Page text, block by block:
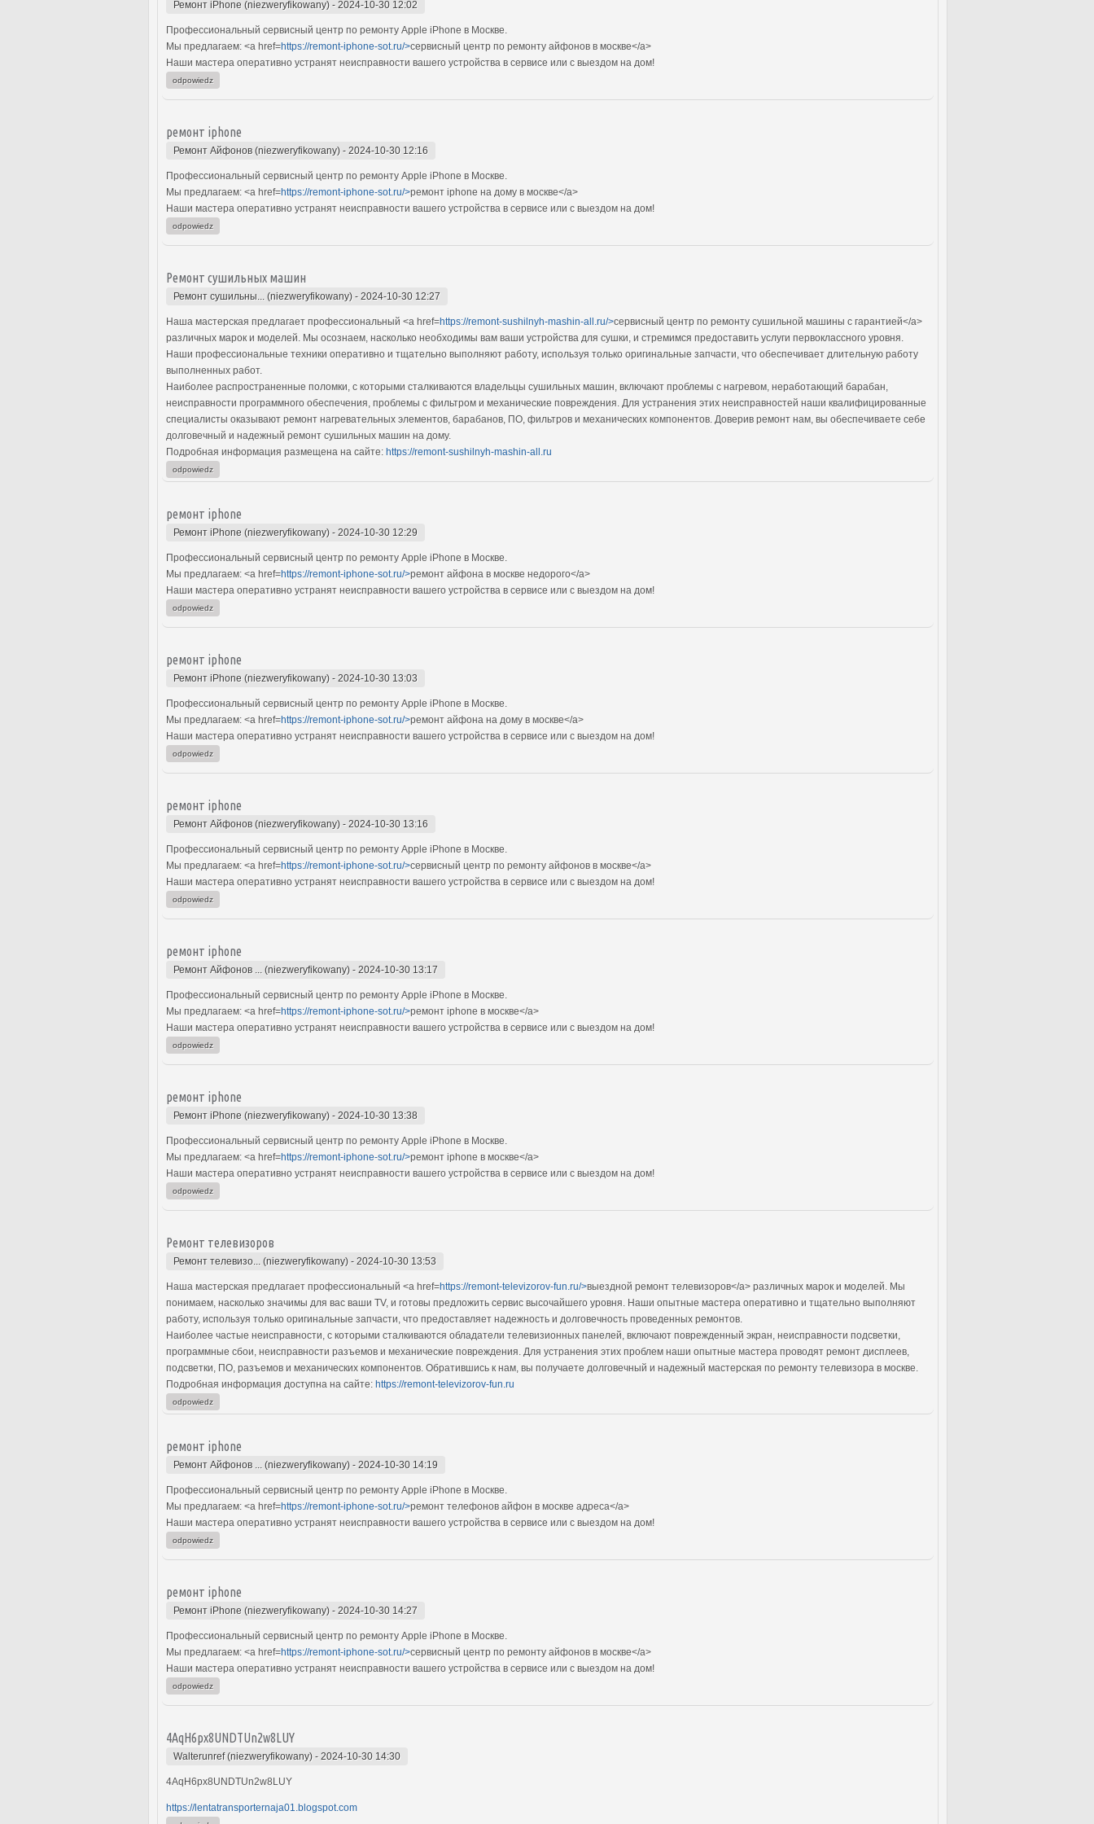
Ремонт iPhone (niezweryfikowany) - 2024-10-30 12:02
Профессиональный сервисный центр по ремонту Apple iPhone в Москве.
Мы предлагаем: <a href=https://remont-iphone-sot.ru/>сервисный центр по ремонту айфонов в москве</a>
Наши мастера оперативно устранят неисправности вашего устройства в сервисе или с выездом на дом!
odpowiedz
ремонт iphone
Ремонт Айфонов (niezweryfikowany) - 2024-10-30 12:16
Профессиональный сервисный центр по ремонту Apple iPhone в Москве.
Мы предлагаем: <a href=https://remont-iphone-sot.ru/>ремонт iphone на дому в москве</a>
Наши мастера оперативно устранят неисправности вашего устройства в сервисе или с выездом на дом!
odpowiedz
Ремонт сушильных машин
Ремонт сушильны... (niezweryfikowany) - 2024-10-30 12:27
Наша мастерская предлагает профессиональный <a href=https://remont-sushilnyh-mashin-all.ru/>сервисный центр по ремонту сушильной машины с гарантией</a>
различных марок и моделей. Мы осознаем, насколько необходимы вам ваши устройства для сушки, и стремимся предоставить услуги первоклассного уровня.
Наши профессиональные техники оперативно и тщательно выполняют работу, используя только оригинальные запчасти, что обеспечивает длительную работу
выполненных работ.
Наиболее распространенные поломки, с которыми сталкиваются владельцы сушильных машин, включают проблемы с нагревом, неработающий барабан,
неисправности программного обеспечения, проблемы с фильтром и механические повреждения. Для устранения этих неисправностей наши квалифицированные
специалисты оказывают ремонт нагревательных элементов, барабанов, ПО, фильтров и механических компонентов. Доверив ремонт нам, вы обеспечиваете себе
долговечный и надежный ремонт сушильных машин на дому.
Подробная информация размещена на сайте: https://remont-sushilnyh-mashin-all.ru
odpowiedz
ремонт iphone
Ремонт iPhone (niezweryfikowany) - 2024-10-30 12:29
Профессиональный сервисный центр по ремонту Apple iPhone в Москве.
Мы предлагаем: <a href=https://remont-iphone-sot.ru/>ремонт айфона в москве недорого</a>
Наши мастера оперативно устранят неисправности вашего устройства в сервисе или с выездом на дом!
odpowiedz
ремонт iphone
Ремонт iPhone (niezweryfikowany) - 2024-10-30 13:03
Профессиональный сервисный центр по ремонту Apple iPhone в Москве.
Мы предлагаем: <a href=https://remont-iphone-sot.ru/>ремонт айфона на дому в москве</a>
Наши мастера оперативно устранят неисправности вашего устройства в сервисе или с выездом на дом!
odpowiedz
ремонт iphone
Ремонт Айфонов (niezweryfikowany) - 2024-10-30 13:16
Профессиональный сервисный центр по ремонту Apple iPhone в Москве.
Мы предлагаем: <a href=https://remont-iphone-sot.ru/>сервисный центр по ремонту айфонов в москве</a>
Наши мастера оперативно устранят неисправности вашего устройства в сервисе или с выездом на дом!
odpowiedz
ремонт iphone
Ремонт Айфонов ... (niezweryfikowany) - 2024-10-30 13:17
Профессиональный сервисный центр по ремонту Apple iPhone в Москве.
Мы предлагаем: <a href=https://remont-iphone-sot.ru/>ремонт iphone в москве</a>
Наши мастера оперативно устранят неисправности вашего устройства в сервисе или с выездом на дом!
odpowiedz
ремонт iphone
Ремонт iPhone (niezweryfikowany) - 2024-10-30 13:38
Профессиональный сервисный центр по ремонту Apple iPhone в Москве.
Мы предлагаем: <a href=https://remont-iphone-sot.ru/>ремонт iphone в москве</a>
Наши мастера оперативно устранят неисправности вашего устройства в сервисе или с выездом на дом!
odpowiedz
Ремонт телевизоров
Ремонт телевизо... (niezweryfikowany) - 2024-10-30 13:53
Наша мастерская предлагает профессиональный <a href=https://remont-televizorov-fun.ru/>выездной ремонт телевизоров</a> различных марок и моделей. Мы
понимаем, насколько значимы для вас ваши TV, и готовы предложить сервис высочайшего уровня. Наши опытные мастера оперативно и тщательно выполняют
работу, используя только оригинальные запчасти, что предоставляет надежность и долговечность проведенных ремонтов.
Наиболее частые неисправности, с которыми сталкиваются обладатели телевизионных панелей, включают поврежденный экран, неисправности подсветки,
программные сбои, неисправности разъемов и механические повреждения. Для устранения этих проблем наши опытные мастера проводят ремонт дисплеев,
подсветки, ПО, разъемов и механических компонентов. Обратившись к нам, вы получаете долговечный и надежный мастерская по ремонту телевизора в москве.
Подробная информация доступна на сайте: https://remont-televizorov-fun.ru
odpowiedz
ремонт iphone
Ремонт Айфонов ... (niezweryfikowany) - 2024-10-30 14:19
Профессиональный сервисный центр по ремонту Apple iPhone в Москве.
Мы предлагаем: <a href=https://remont-iphone-sot.ru/>ремонт телефонов айфон в москве адреса</a>
Наши мастера оперативно устранят неисправности вашего устройства в сервисе или с выездом на дом!
odpowiedz
ремонт iphone
Ремонт iPhone (niezweryfikowany) - 2024-10-30 14:27
Профессиональный сервисный центр по ремонту Apple iPhone в Москве.
Мы предлагаем: <a href=https://remont-iphone-sot.ru/>сервисный центр по ремонту айфонов в москве</a>
Наши мастера оперативно устранят неисправности вашего устройства в сервисе или с выездом на дом!
odpowiedz
4AqH6px8UNDTUn2w8LUY
Walterunref (niezweryfikowany) - 2024-10-30 14:30
4AqH6px8UNDTUn2w8LUY
https://lentatransporternaja01.blogspot.com